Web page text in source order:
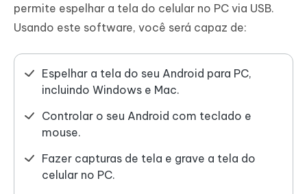
permite espelhar a tela do celular no PC via USB.
Usando este software, você será capaz de:
Espelhar a tela do seu Android para PC,
incluindo Windows e Mac.
Controlar o seu Android com teclado e
mouse.
Fazer capturas de tela e grave a tela do
celular no PC.